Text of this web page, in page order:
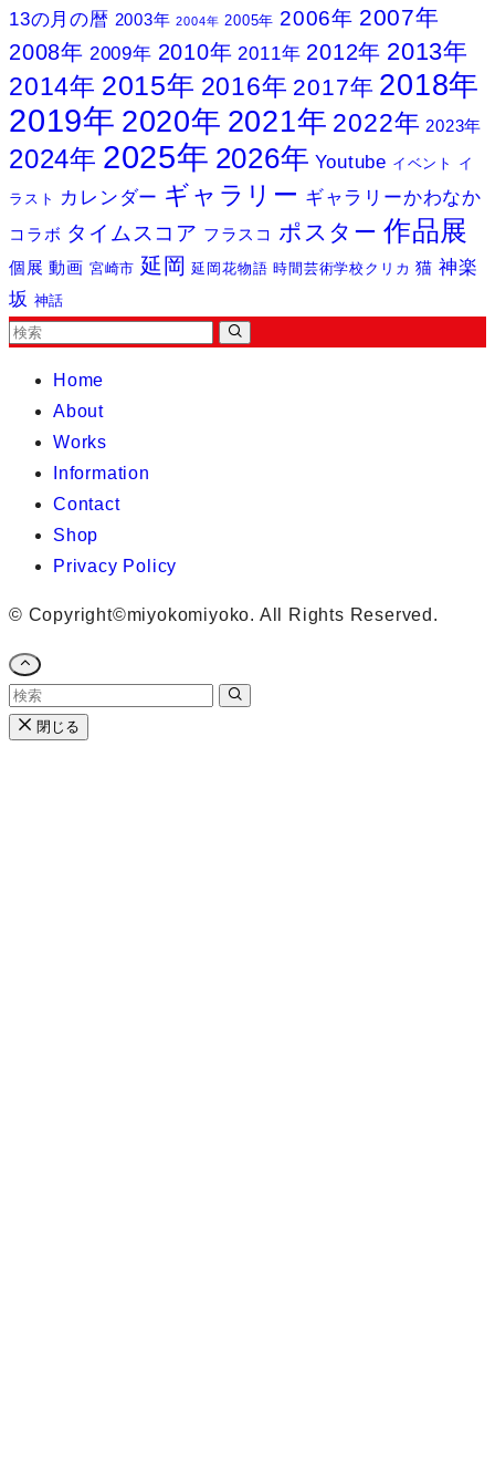
13の月の暦 2003年 2004年 2005年 2006年 2007年
2008年 2009年 2010年 2011年 2012年 2013年
2014年 2015年 2016年 2017年 2018年
2019年 2020年 2021年 2022年 2023年
2024年 2025年 2026年 Youtube イベント イ
ラスト カレンダー ギャラリー ギャラリーかわなか
コラボ タイムスコア フラスコ ポスター 作品展
個展 動画 宮崎市 延岡 延岡花物語 時間芸術学校クリカ 猫 神楽
坂 神話
Home
About
Works
Information
Contact
Shop
Privacy Policy
© Copyright©miyokomiyoko. All Rights Reserved.
閉じる